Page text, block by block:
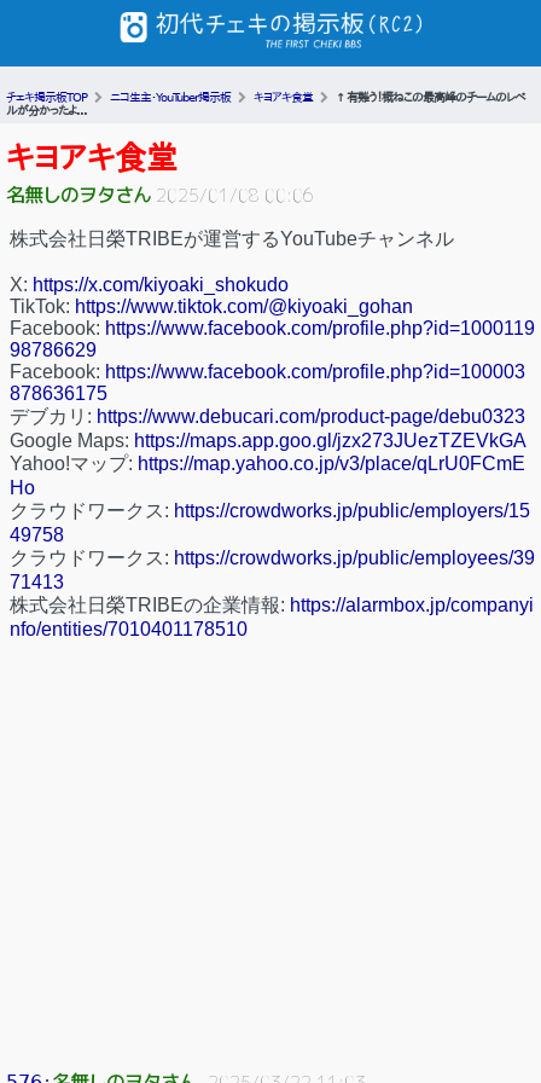
チェキ掲示板TOP ニコ生主・YouTuber掲示板 キヨアキ食堂
↑ 有難う！概ねこの最高峰のチームのレベ
ルが分かったよ...
キヨアキ食堂
名無しのヲタさん 2025/01/08 00:06
株式会社日榮TRIBEが運営するYouTubeチャンネル
X: https://x.com/kiyoaki_shokudo
TikTok: https://www.tiktok.com/@kiyoaki_gohan
Facebook: https://www.facebook.com/profile.php?id=1000119
98786629
Facebook: https://www.facebook.com/profile.php?id=100003
878636175
デブカリ: https://www.debucari.com/product-page/debu0323
Google Maps: https://maps.app.goo.gl/jzx273JUezTZEVkGA
Yahoo!マップ: https://map.yahoo.co.jp/v3/place/qLrU0FCmE
Ho
クラウドワークス: https://crowdworks.jp/public/employers/15
49758
クラウドワークス: https://crowdworks.jp/public/employees/39
71413
株式会社日榮TRIBEの企業情報: https://alarmbox.jp/companyi
nfo/entities/7010401178510